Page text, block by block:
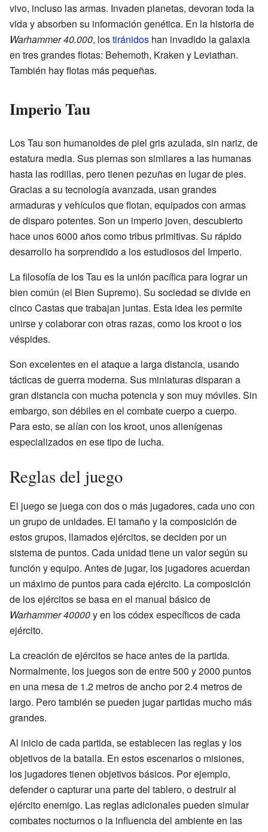
vivo, incluso las armas. Invaden planetas, devoran toda la
vida y absorben su información genética. En la historia de
Warhammer 40.000, lostiránidos han invadido la galaxia
en tres grandes flotas: Behemoth, Kraken y Leviathan.
También hay flotas más pequeñas.
Imperio Tau
Los Tau son humanoides de piel gris azulada, sin nariz, de
estatura media. Sus piernas son similares a las humanas
hasta las rodillas, pero tienen pezuñas en lugar de pies.
Gracias a su tecnología avanzada, usan grandes
armaduras y vehículos que flotan, equipados con armas
de disparo potentes. Son un imperio joven, descubierto
hace unos 6000 años como tribus primitivas. Su rápido
desarrollo ha sorprendido a los estudiosos del Imperio.
La filosofía de los Tau es la unión pacífica para lograr un
bien común (el Bien Supremo). Su sociedad se divide en
cinco Castas que trabajan juntas. Esta idea les permite
unirse y colaborar con otras razas, como los kroot o los
véspides.
Son excelentes en el ataque a larga distancia, usando
tácticas de guerra moderna. Sus miniaturas disparan a
gran distancia con mucha potencia y son muy móviles. Sin
embargo, son débiles en el combate cuerpo a cuerpo.
Para esto, se alían con los kroot, unos alienígenas
especializados en ese tipo de lucha.
Reglas del juego
El juego se juega con dos o más jugadores, cada uno con
un grupo de unidades. El tamaño y la composición de
estos grupos, llamados ejércitos, se deciden por un
sistema de puntos. Cada unidad tiene un valor según su
función y equipo. Antes de jugar, los jugadores acuerdan
un máximo de puntos para cada ejército. La composición
de los ejércitos se basa en el manual básico de
Warhammer 40000y en los códex específicos de cada
ejército.
La creación de ejércitos se hace antes de la partida.
Normalmente, los juegos son de entre 500 y 2000 puntos
en una mesa de 1.2 metros de ancho por 2.4 metros de
largo. Pero también se pueden jugar partidas mucho más
grandes.
Al inicio de cada partida, se establecen las reglas y los
objetivos de la batalla. En estos escenarios o misiones,
los jugadores tienen objetivos básicos. Por ejemplo,
defender o capturar una parte del tablero, o destruir al
ejército enemigo. Las reglas adicionales pueden simular
combates nocturnos o la influencia del ambiente en las